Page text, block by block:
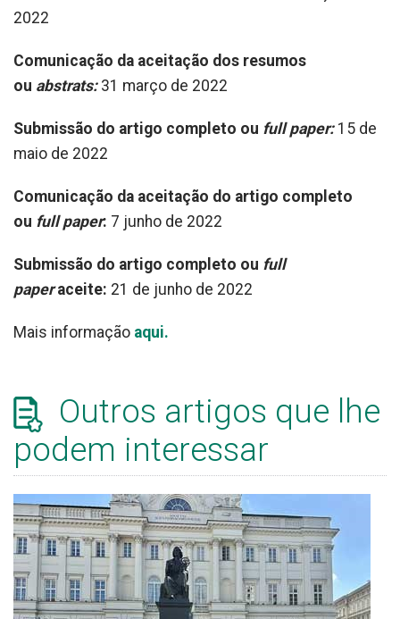
2022
Comunicação da aceitação dos resumos
ou abstrats: 31 março de 2022
Submissão do artigo completo ou full paper:15 de
maio de 2022
Comunicação da aceitação do artigo completo
ou full paper: 7 junho de 2022
Submissão do artigo completo ou full
paperaceite: 21 de junho de 2022
Mais informação aqui.
Outros artigos que lhe
podem interessar